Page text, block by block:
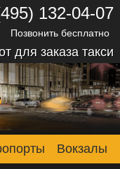
132-04-07
Позвонить бесплатно
для заказа такси
Вокзалы